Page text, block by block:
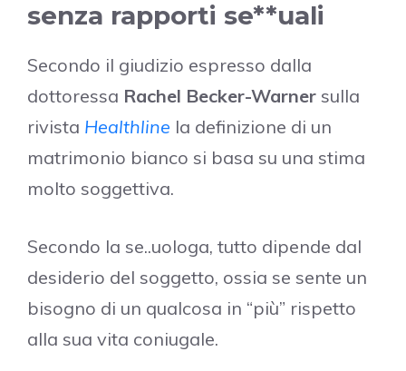
senza rapporti se**uali
Secondo il giudizio espresso dalla
dottoressa Rachel Becker-Warner sulla
rivista Healthline la definizione di un
matrimonio bianco si basa su una stima
molto soggettiva.
Secondo la se..uologa, tutto dipende dal
desiderio del soggetto, ossia se sente un
bisogno di un qualcosa in “più” rispetto
alla sua vita coniugale.